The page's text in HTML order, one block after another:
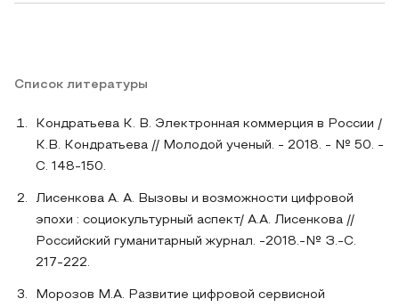
Список литературы
Кондратьева К. В. Электронная коммерция в России /
К.В. Кондратьева // Молодой ученый. - 2018. - № 50. -
С. 148-150.
Лисенкова А. А. Вызовы и возможности цифровой
эпохи : социокультурный аспект/ А.А. Лисенкова //
Российский гуманитарный журнал. -2018.-№ З.-С.
217-222.
Морозов М.А. Развитие цифровой сервисной